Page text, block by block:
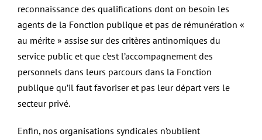
reconnaissance des qualifications dont on besoin les
agents de la Fonction publique et pas de rémunération «
au mérite » assise sur des critères antinomiques du
service public et que c’est l’accompagnement des
personnels dans leurs parcours dans la Fonction
publique qu’il faut favoriser et pas leur départ vers le
secteur privé.
Enfin, nos organisations syndicales n’oublient